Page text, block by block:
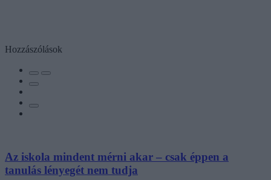
Hozzászólások
Az iskola mindent mérni akar – csak éppen a
tanulás lényegét nem tudja